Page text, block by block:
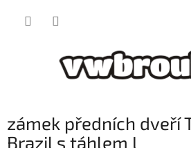
zámek předních dveří
Brazil s táhlem L